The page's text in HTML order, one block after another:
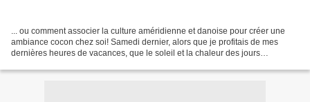
... ou comment associer la culture améridienne et danoise pour créer une
ambiance cocon chez soi! Samedi dernier, alors que je profitais de mes
dernières heures de vacances, que le soleil et la chaleur des jours